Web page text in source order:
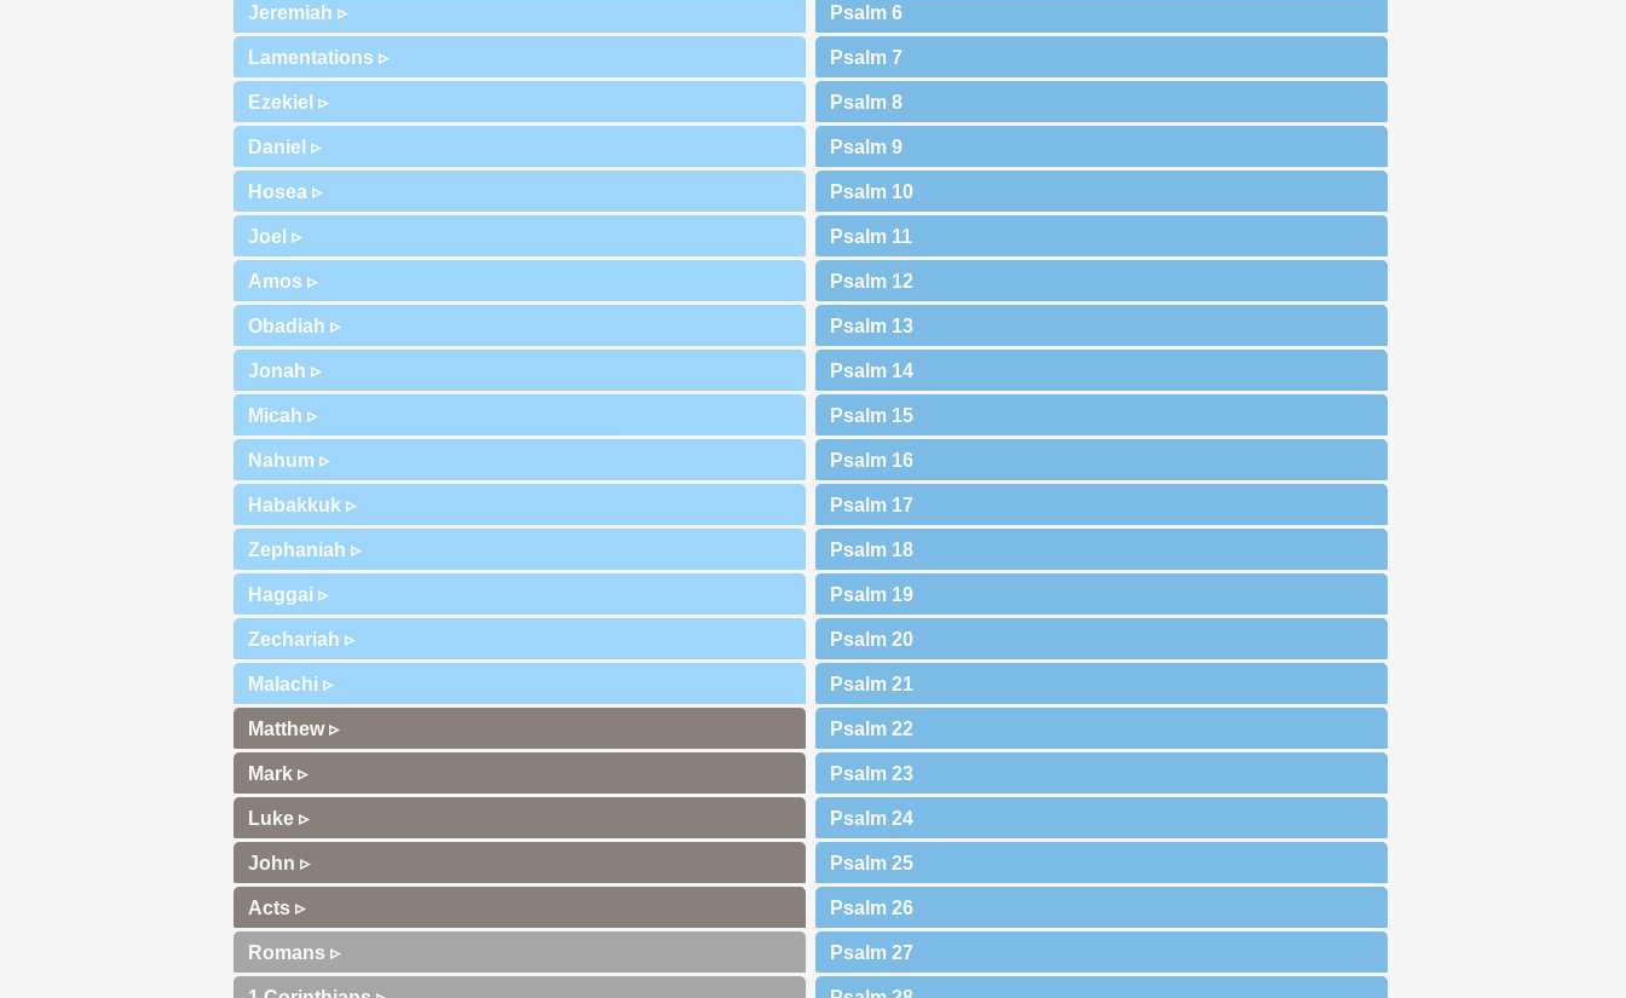
Jeremiah ▹
Lamentations ▹
Ezekiel ▹
Daniel ▹
Hosea ▹
Joel ▹
Amos ▹
Obadiah ▹
Jonah ▹
Micah ▹
Nahum ▹
Habakkuk ▹
Zephaniah ▹
Haggai ▹
Zechariah ▹
Malachi ▹
Matthew ▹
Mark ▹
Luke ▹
John ▹
Acts ▹
Romans ▹